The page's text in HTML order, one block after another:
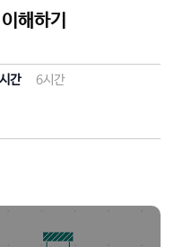
해하기
간
6시간